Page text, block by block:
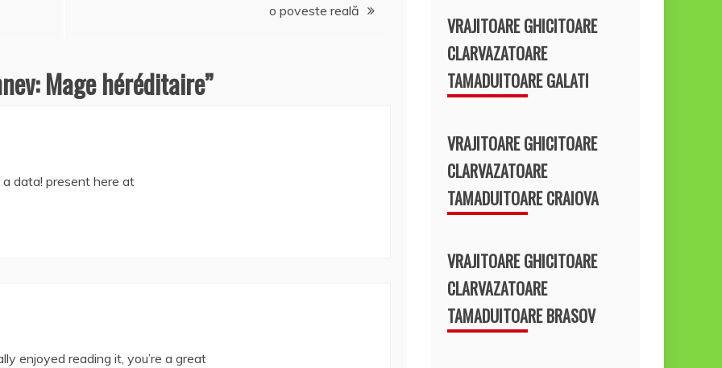
o poveste reală
Mage héréditaire”
data! present here at
enjoyed reading it, you’re a great
VRAJITOARE GHICITOARE
CLARVAZATOARE
TAMADUITOARE GALATI
VRAJITOARE GHICITOARE
CLARVAZATOARE
TAMADUITOARE CRAIOVA
VRAJITOARE GHICITOARE
CLARVAZATOARE
TAMADUITOARE BRASOV